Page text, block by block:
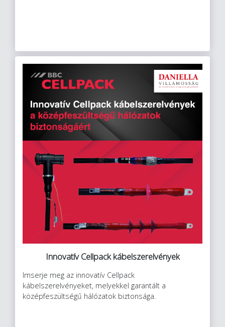
Innovatív Cellpack kábelszerelvények
Imserje meg az innovatív Cellpack
kábelszerelvényeket, melyekkel garantált a
középfeszültségű hálózatok biztonsága.